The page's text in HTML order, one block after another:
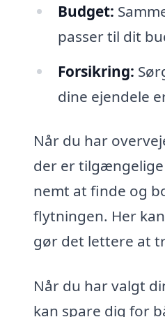
Budget:
passer til dit
Forsikring:
dine ejendele
Når du har
der er
nemt at finde og
flytningen. Her
gør det lettere at
Når du har valgt
kan spare dig for